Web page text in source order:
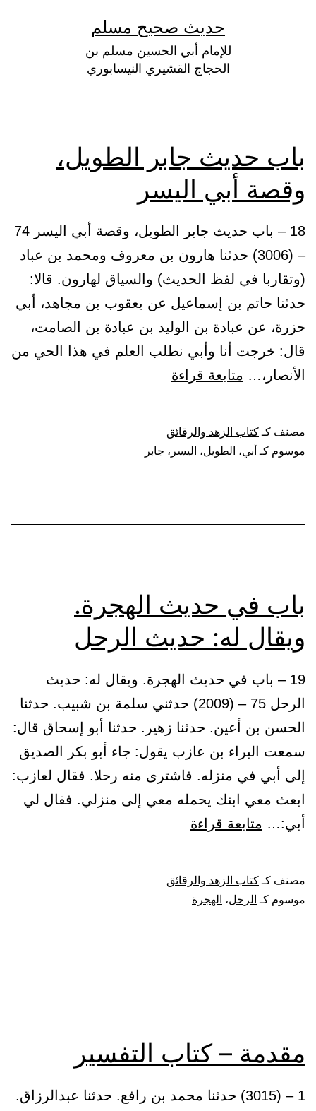
حديث صحيح مسلم
للإمام أبي الحسين مسلم بن
الحجاج القشيري النيسابوري
باب حديث جابر الطويل،
وقصة أبي اليسر
18 – باب حديث جابر الطويل، وقصة أبي اليسر 74
– (3006) حدثنا هارون بن معروف ومحمد بن عباد
(وتقاربا في لفظ الحديث) والسياق لهارون. قالا:
حدثنا حاتم بن إسماعيل عن يعقوب بن مجاهد، أبي
حزرة، عن عبادة بن الوليد بن عبادة بن الصامت،
قال: خرجت أنا وأبي نطلب العلم في هذا الحي من
الأنصار،… متابعة قراءة
الطويل،
مصنف كـكتاب الزهد والرقائق
موسوم كـ أبي، الطويل، اليسر ، جابر
باب في حديث الهجرة.
ويقال له: حديث الرحل
19 – باب في حديث الهجرة. ويقال له: حديث
الرحل 75 – (2009) حدثني سلمة بن شبيب. حدثنا
الحسن بن أعين. حدثنا زهير. حدثنا أبو إسحاق قال:
سمعت البراء بن عازب يقول: جاء أبو بكر الصديق
إلى أبي في منزله. فاشترى منه رحلا. فقال لعازب:
ابعث معي ابنك يحمله معي إلى منزلي. فقال لي
أبي:… متابعة قراءة
حديث
مصنف كـكتاب الزهد والرقائق
موسوم كـ الرحل، الهجرة
مقدمة – كتاب التفسير
1 – (3015) حدثنا محمد بن رافع. حدثنا عبدالرزاق.